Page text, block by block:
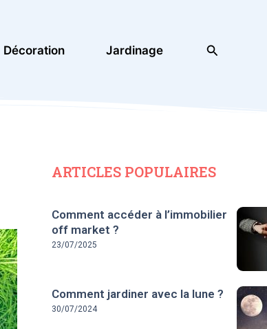
Décoration Jardinage Rechercher
ARTICLES POPULAIRES
Comment accéder à l’immobilier
off market ?
23/07/2025
Comment jardiner avec la lune ?
30/07/2024